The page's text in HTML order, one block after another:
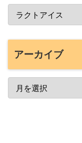
アーカイブ